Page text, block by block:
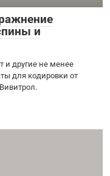
и
и другие не менее
для кодировки от